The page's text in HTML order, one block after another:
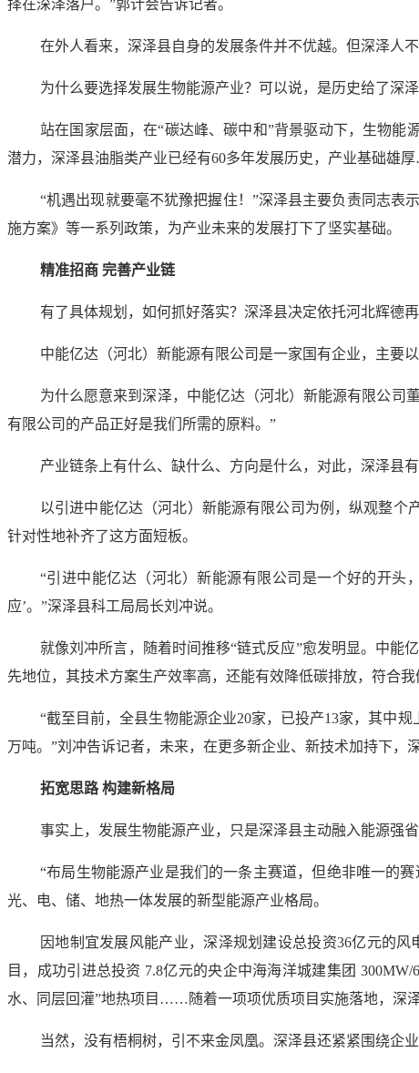
择在深泽落户。”郭计会告诉记者。
在外人看来，深泽县自身的发展条件并不优越。但深泽人
为什么要选择发展生物能源产业？可以说，是历史给了深泽
站在国家层面，在“碳达峰、碳中和”背景驱动下，生物
潜力，深泽县油脂类产业已经有60多年发展历史，产业基础雄
“机遇出现就要毫不犹豫把握住！”深泽县主要负责同志表
施方案》等一系列政策，为产业未来的发展打下了坚实基础。
精准招商 完善产业链
有了具体规划，如何抓好落实？深泽县决定依托河北辉德
中能亿达（河北）新能源有限公司是一家国有企业，主要
为什么愿意来到深泽，中能亿达（河北）新能源有限公司
有限公司的产品正好是我们所需的原料。”
产业链条上有什么、缺什么、方向是什么，对此，深泽县有
以引进中能亿达（河北）新能源有限公司为例，纵观整
针对性地补齐了这方面短板。
“引进中能亿达（河北）新能源有限公司是一个好的开头
应’。”深泽县科工局局长刘冲说。
就像刘冲所言，随着时间推移“链式反应”愈发明显。中能
先地位，其技术方案生产效率高，还能有效降低碳排放，符合我
“截至目前，全县生物能源企业20家，已投产13家，其中
万吨。”刘冲告诉记者，未来，在更多新企业、新技术加持下，
拓宽思路 构建新格局
事实上，发展生物能源产业，只是深泽县主动融入能源强
“布局生物能源产业是我们的一条主赛道，但绝非唯一的
光、电、储、地热一体发展的新型能源产业格局。
因地制宜发展风能产业，深泽规划建设总投资36亿元的
目，成功引进总投资 7.8亿元的央企中海海洋城建集团
水、同层回灌”地热项目……随着一项项优质项目实施落地，深
当然，没有梧桐树，引不来金凤凰。深泽县还紧紧围绕企